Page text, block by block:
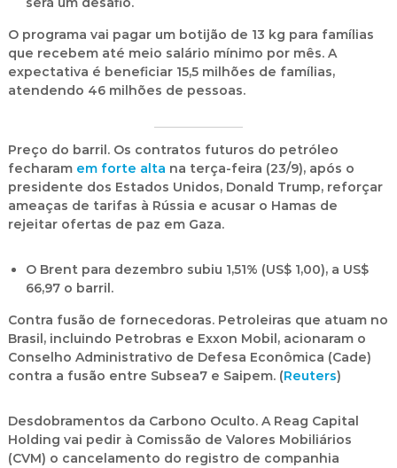
O programa vai pagar um botijão de 13 kg para famílias
que recebem até meio salário mínimo por mês. A
expectativa é beneficiar 15,5 milhões de famílias,
atendendo 46 milhões de pessoas.
Preço do barril. Os contratos futuros do petróleo
fecharam em forte alta na terça-feira (23/9), após o
presidente dos Estados Unidos, Donald Trump, reforçar
ameaças de tarifas à Rússia e acusar o Hamas de
rejeitar ofertas de paz em Gaza.
O Brent para dezembro subiu 1,51% (US$ 1,00), a US$
66,97 o barril.
Contra fusão de fornecedoras.Petroleiras que atuam no
Brasil, incluindo Petrobras e Exxon Mobil, acionaram o
Conselho Administrativo de Defesa Econômica (Cade)
contra a fusão entre Subsea7 e Saipem. (Reuters)
Desdobramentos da Carbono Oculto. A Reag Capital
Holding vai pedir à Comissão de Valores Mobiliários
(CVM) o cancelamento do registro de companhia